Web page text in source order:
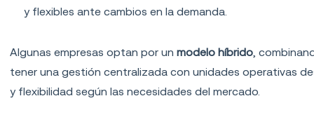
y flexibles ante cambios en la demanda.
Algunas empresas optan por unmodelo híbrido ,
tener una gestión centralizada con unidades operativas
y flexibilidad según las necesidades del mercado